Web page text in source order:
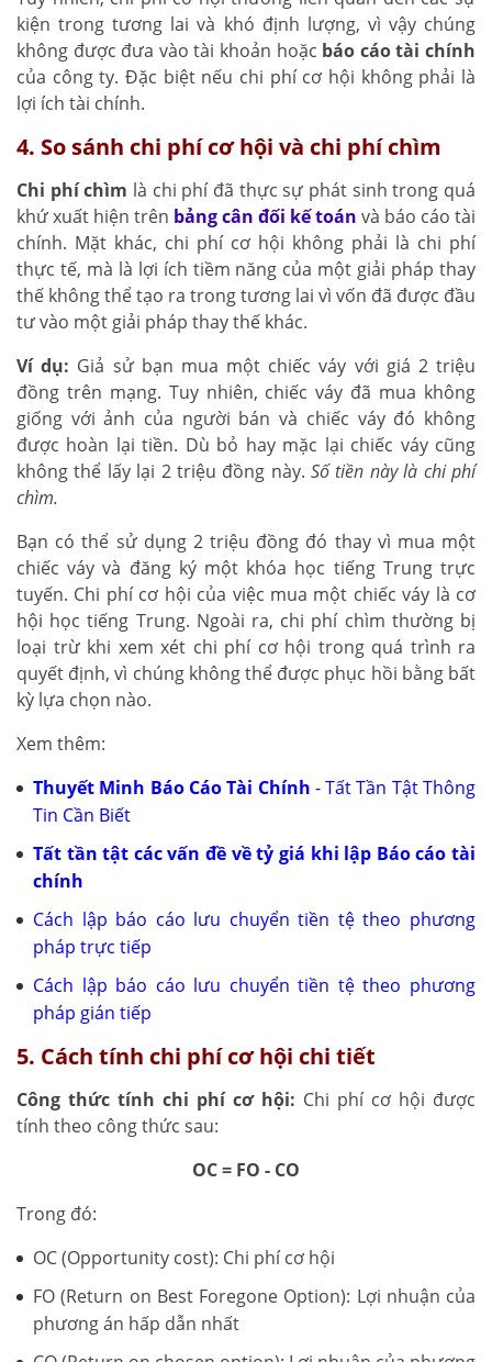
kiện trong tương lai và khó định lượng, vì vậy chúng
không được đưa vào tài khoản hoặc báo cáo tài chính
của công ty. Đặc biệt nếu chi phí cơ hội không phải là
lợi ích tài chính.
4. So sánh chi phí cơ hội và chi phí chìm
Chi phí chìm là chi phí đã thực sự phát sinh trong quá
khứ xuất hiện trên bảng cân đối kế toán và báo cáo tài
chính. Mặt khác, chi phí cơ hội không phải là chi phí
thực tế, mà là lợi ích tiềm năng của một giải pháp thay
thế không thể tạo ra trong tương lai vì vốn đã được đầu
tư vào một giải pháp thay thế khác.
Ví dụ: Giả sử bạn mua một chiếc váy với giá 2 triệu
đồng trên mạng. Tuy nhiên, chiếc váy đã mua không
giống với ảnh của người bán và chiếc váy đó không
được hoàn lại tiền. Dù bỏ hay mặc lại chiếc váy cũng
không thể lấy lại 2 triệu đồng này. Số tiền này là chi phí
chìm.
Bạn có thể sử dụng 2 triệu đồng đó thay vì mua một
chiếc váy và đăng ký một khóa học tiếng Trung trực
tuyến. Chi phí cơ hội của việc mua một chiếc váy là cơ
hội học tiếng Trung. Ngoài ra, chi phí chìm thường bị
loại trừ khi xem xét chi phí cơ hội trong quá trình ra
quyết định, vì chúng không thể được phục hồi bằng bất
kỳ lựa chọn nào.
Xem thêm:
Thuyết Minh Báo Cáo Tài Chính - Tất Tần Tật Thông
Tin Cần Biết
Tất tần tật các vấn đề về tỷ giá khi lập Báo cáo tài
chính
Cách lập báo cáo lưu chuyển tiền tệ theo phương
pháp trực tiếp
Cách lập báo cáo lưu chuyển tiền tệ theo phương
pháp gián tiếp
5. Cách tính chi phí cơ hội chi tiết
Công thức tính chi phí cơ hội: Chi phí cơ hội được
tính theo công thức sau:
OC = FO - CO
Trong đó:
OC (Opportunity cost): Chi phí cơ hội
FO (Return on Best Foregone Option): Lợi nhuận của
phương án hấp dẫn nhất